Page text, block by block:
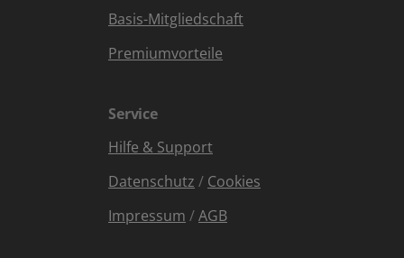
Basis-Mitgliedschaft
Premiumvorteile
Service
Hilfe & Support
Datenschutz / Cookies
Impressum /AGB